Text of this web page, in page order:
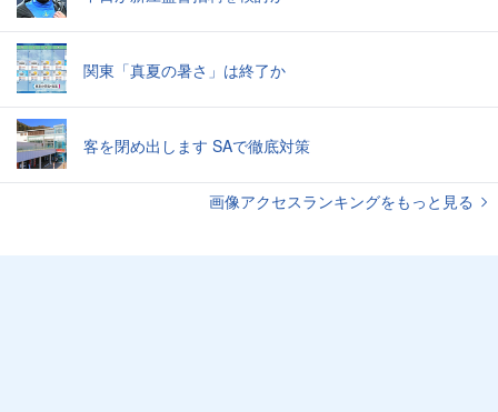
関東「真夏の暑さ」は終了か
客を閉め出します SAで徹底対策
画像アクセスランキングをもっと見る